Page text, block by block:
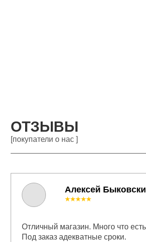
ОТЗЫВЫ
[покупатели о нас ]
Алексей
★★★★★
Отличный магазин. Много что
Под заказ адекватные сроки.